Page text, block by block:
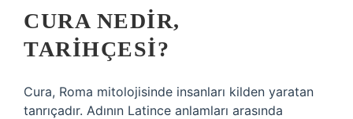
CURA NEDIR,
TARIHÇESI?
Cura, Roma mitolojisinde insanları kilden yaratan
tanrıçadır. Adının Latince anlamları arasında